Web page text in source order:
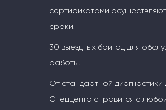
сертификатами
сроки.
30 выездных бригад для
работы.
От стандартной
Спеццентр справится с